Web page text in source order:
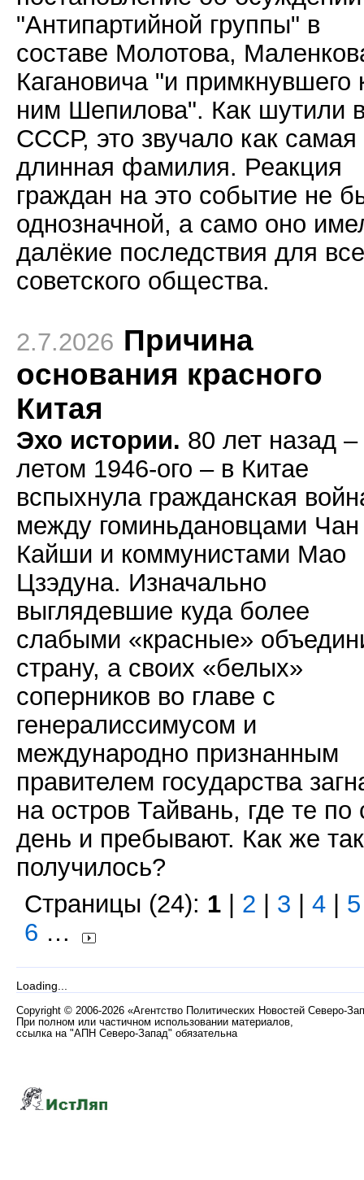
"Антипартийной группы" в
составе Молотова,
Кагановича "и примкнувшего
ним Шепилова". Как шутили
СССР, это звучало как самая
длинная фамилия. Реакция
граждан на это событие не
однозначной, а само оно
далёкие последствия для
советского общества.
2.7.2026 Причина
основания красного
Китая
Эхо истории. 80 лет назад –
летом 1946-ого – в Китае
вспыхнула гражданская
между гоминьдановцами Чан
Кайши и коммунистами Мао
Цзэдуна. Изначально
выглядевшие куда более
слабыми «красные»
страну, а своих «белых»
соперников во главе с
генералиссимусом и
международно признанным
правителем государства
на остров Тайвань, где те по
день и пребывают. Как же так
получилось?
Страницы (24): 1 2 3 4 5
6 …
Loading...
Copyright © 2006-2026 «Агентство Политических Новостей Северо-
При полном или частичном использовании материалов,
ссылка на "АПН Северо-Запад" обязательна